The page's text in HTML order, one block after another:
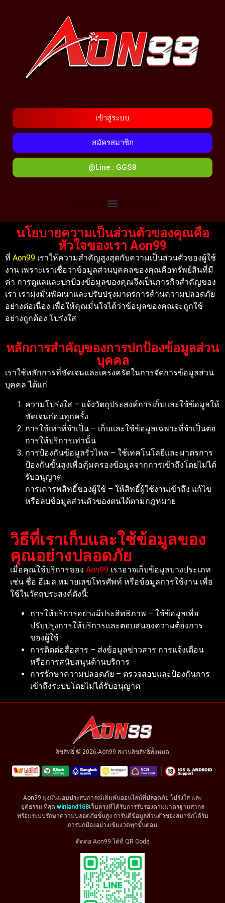
เข้าสู่ระบบ
สมัครสมาชิก
@Line : GGS8
นโยบายความเป็นส่วนตัวของคุณคือ
หัวใจของเรา Aon99
ที่ Aon99 เราให้ความสำคัญสูงสุดกับความเป็นส่วนตัวของผู้ใช้
งาน เพราะเราเชื่อว่าข้อมูลส่วนบุคคลของคุณคือทรัพย์สินที่มี
ค่า การดูแลและปกป้องข้อมูลของคุณจึงเป็นภารกิจสำคัญของ
เรา เรามุ่งมั่นพัฒนาและปรับปรุงมาตรการด้านความปลอดภัย
อย่างต่อเนื่อง เพื่อให้คุณมั่นใจได้ว่าข้อมูลของคุณจะถูกใช้
อย่างถูกต้อง โปร่งใส
หลักการสำคัญของการปกป้องข้อมูลส่วน
บุคคล
เราใช้หลักการที่ชัดเจนและเคร่งครัดในการจัดการข้อมูลส่วน
บุคคล ได้แก่
ความโปร่งใส – แจ้งวัตถุประสงค์การเก็บและใช้ข้อมูลให้
ชัดเจนก่อนทุกครั้ง
การใช้เท่าที่จำเป็น – เก็บและใช้ข้อมูลเฉพาะที่จำเป็นต่อ
การให้บริการเท่านั้น
การป้องกันข้อมูลรั่วไหล – ใช้เทคโนโลยีและมาตรการ
ป้องกันขั้นสูงเพื่อคุ้มครองข้อมูลจากการเข้าถึงโดยไม่ได้
รับอนุญาต
การเคารพสิทธิ์ของผู้ใช้ – ให้สิทธิ์ผู้ใช้งานเข้าถึง แก้ไข
หรือลบข้อมูลส่วนตัวของตนได้ตามกฎหมาย
วิธีที่เราเก็บและใช้ข้อมูลของ
คุณอย่างปลอดภัย
เมื่อคุณใช้บริการของ Aon99 เราอาจเก็บข้อมูลบางประเภท
เช่น ชื่อ อีเมล หมายเลขโทรศัพท์ หรือข้อมูลการใช้งาน เพื่อ
ใช้ในวัตถุประสงค์ดังนี้:
การให้บริการอย่างมีประสิทธิภาพ – ใช้ข้อมูลเพื่อ
ปรับปรุงการให้บริการและตอบสนองความต้องการ
ของผู้ใช้
การติดต่อสื่อสาร – ส่งข้อมูลข่าวสาร การแจ้งเตือน
หรือการสนับสนุนด้านบริการ
การรักษาความปลอดภัย – ตรวจสอบและป้องกันการ
เข้าถึงระบบโดยไม่ได้รับอนุญาต
ลิขสิทธิ์ © 2026 Aon99 สงวนลิขสิทธิ์ทั้งหมด
Aon99 มุ่งมั่นมอบประสบการณ์เดิมพันออนไลน์ที่ปลอดภัย โปร่งใส และ
ยุติธรรม ที่สุด winland168เว็บตรงที่ได้รับการรับรองตามมาตรฐานสากล
พร้อมระบบรักษาความปลอดภัยขั้นสูง การันตีข้อมูลส่วนตัวของสมาชิกได้รับ
การปกป้องอย่างเข้มงวดทุกขั้นตอน
ติดต่อ Aon99 ได้ที่ QR Code